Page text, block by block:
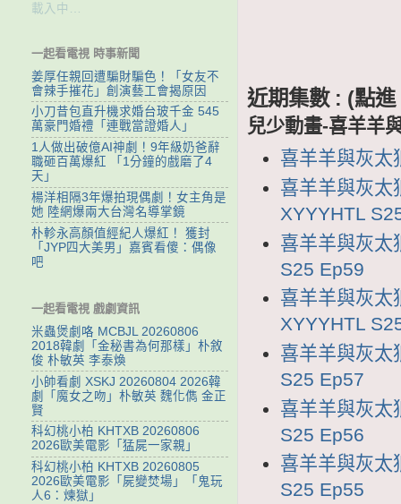
近期集數 : (點
兒少動畫-喜羊羊
喜羊羊與灰太
喜羊羊與灰太
XYYYHTL
喜羊羊與灰太
S25 Ep59
喜羊羊與灰太
XYYYHTL
喜羊羊與灰太
S25 Ep57
喜羊羊與灰太
S25 Ep56
喜羊羊與灰太
S25 Ep55
載入中…
一起看電視 時事新聞
姜厚任親回遭騙財騙色！「女友不
會辣手摧花」創演藝工會揭原因
小刀昔包直升機求婚台玻千金 545
萬豪門婚禮「連戰當證婚人」
1人做出破億AI神劇！9年級奶爸辭
職砸百萬爆紅 「1分鐘的戲磨了4
天」
楊洋相隔3年爆拍現偶劇！女主角是
她 陸網爆兩大台灣名導掌鏡
朴軫永高顏值經紀人爆紅！ 獲封
「JYP四大美男」嘉賓看傻：偶像
吧
一起看電視 戲劇資訊
米蟲煲劇咯 MCBJL 20260806
2018韓劇「金秘書為何那樣」朴敘
俊 朴敏英 李泰煥
小帥看劇 XSKJ 20260804 2026韓
劇「魔女之吻」朴敏英 魏化儁 金正
賢
科幻桃小柏 KHTXB 20260806
2026歐美電影「猛屍一家親」
科幻桃小柏 KHTXB 20260805
2026歐美電影「屍變焚場」「鬼玩
人6：煉獄」